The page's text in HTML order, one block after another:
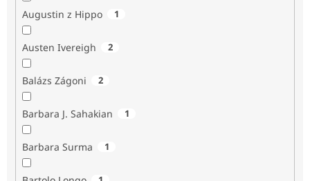
Augustin z Hippo 1
Austen Ivereigh 2
Balázs Zágoni 2
Barbara J. Sahakian 1
Barbara Surma 1